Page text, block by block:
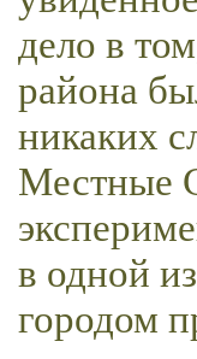
дело в
района
никаких
Местные
в одной
городом